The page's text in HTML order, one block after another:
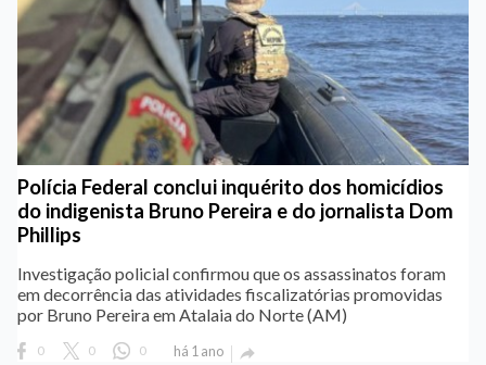
Polícia Federal conclui inquérito dos homicídios
do indigenista Bruno Pereira e do jornalista Dom
Phillips
Investigação policial confirmou que os assassinatos foram
em decorrência das atividades fiscalizatórias promovidas
por Bruno Pereira em Atalaia do Norte (AM)
0 0 0 há 1 ano 